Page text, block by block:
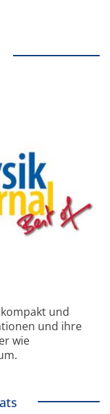
und
und ihre
wie